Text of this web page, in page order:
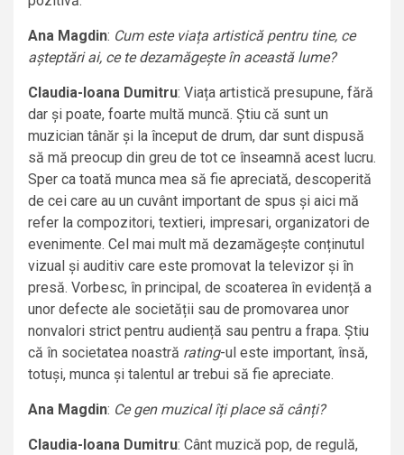
Ana Magdin: Cum este viața artistică pentru tine, ce
așteptări ai, ce te dezamăgește în această lume?
Claudia-Ioana Dumitru: Viața artistică presupune, fără
dar și poate, foarte multă muncă. Știu că sunt un
muzician tânăr și la început de drum, dar sunt dispusă
să mă preocup din greu de tot ce înseamnă acest lucru.
Sper ca toată munca mea să fie apreciată, descoperită
de cei care au un cuvânt important de spus și aici mă
refer la compozitori, textieri, impresari, organizatori de
evenimente. Cel mai mult mă dezamăgește conținutul
vizual și auditiv care este promovat la televizor și în
presă. Vorbesc, în principal, de scoaterea în evidență a
unor defecte ale societății sau de promovarea unor
nonvalori strict pentru audiență sau pentru a frapa. Știu
că în societatea noastră rating-ul este important, însă,
totuși, munca și talentul ar trebui să fie apreciate.
Ana Magdin: Ce gen muzical îți place să cânți?
Claudia-Ioana Dumitru: Cânt muzică pop, de regulă,